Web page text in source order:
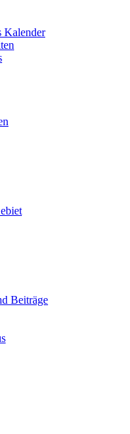
Kalender
Beiträge